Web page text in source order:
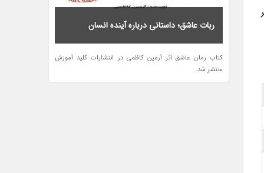
ربات عاشق؛ داستانی درباره آینده انسان
کتاب رمان عاشق اثر آرمین کاظمی در انتشارات کلید آموزش
منتشر شد.